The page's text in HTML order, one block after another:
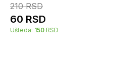
210RSD
60 RSD
Ušteda: 150 RSD